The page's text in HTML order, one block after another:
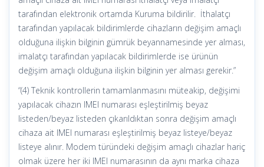
tarafından elektronik ortamda Kuruma bildirilir. İthalatçı
tarafından yapılacak bildirimlerde cihazların değişim amaçlı
olduğuna ilişkin bilginin gümrük beyannamesinde yer alması,
imalatçı tarafından yapılacak bildirimlerde ise ürünün
değişim amaçlı olduğuna ilişkin bilginin yer alması gerekir.”
“(4) Teknik kontrollerin tamamlanmasını müteakip, değişimi
yapılacak cihazın IMEI numarası eşleştirilmiş beyaz
listeden/beyaz listeden çıkarıldıktan sonra değişim amaçlı
cihaza ait IMEI numarası eşleştirilmiş beyaz listeye/beyaz
listeye alınır. Modem türündeki değişim amaçlı cihazlar hariç
olmak üzere her iki IMEI numarasının da aynı marka cihaza